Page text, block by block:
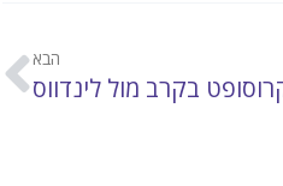
הבא
בקרב מול לינדווס